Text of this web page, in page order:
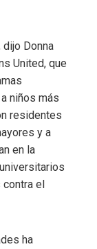
Donna
United, que
niños más
residentes
y a
en la
contra el
ha